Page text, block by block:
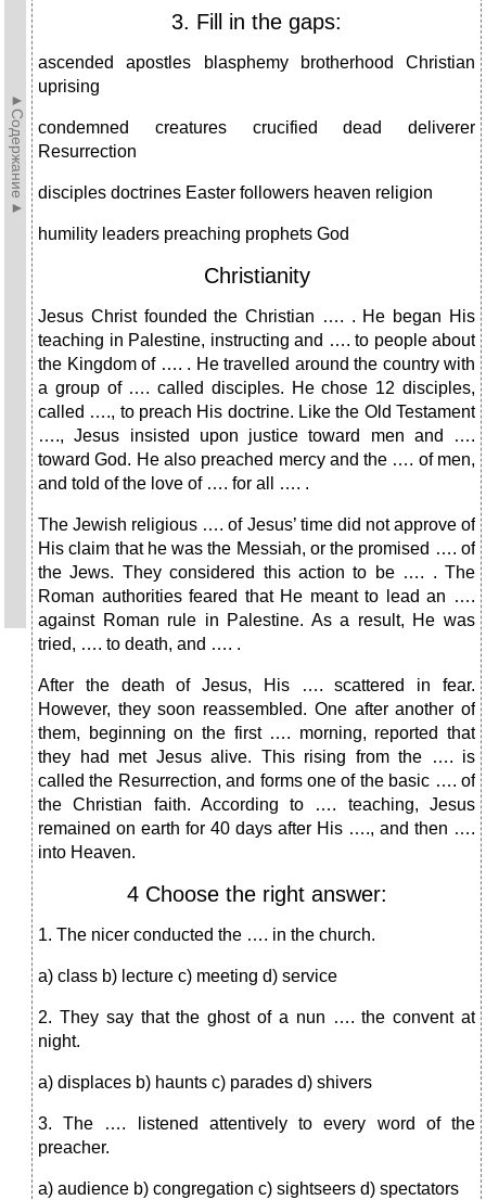
►Содержание►
3. Fill in the gaps:
ascended apostles blasphemy brotherhood Christian
uprising
condemned creatures crucified dead deliverer
Resurrection
disciples doctrines Easter followers heaven religion
humility leaders preaching prophets God
Christianity
Jesus Christ founded the Christian …. . He began His
teaching in Palestine, instructing and …. to people about
the Kingdom of …. . He travelled around the country with
a group of …. called disciples. He chose 12 disciples,
called …., to preach His doctrine. Like the Old Testament
…., Jesus insisted upon justice toward men and ….
toward God. He also preached mercy and the …. of men,
and told of the love of …. for all …. .
The Jewish religious …. of Jesus’ time did not approve of
His claim that he was the Messiah, or the promised …. of
the Jews. They considered this action to be …. . The
Roman authorities feared that He meant to lead an ….
against Roman rule in Palestine. As a result, He was
tried, …. to death, and …. .
After the death of Jesus, His …. scattered in fear.
However, they soon reassembled. One after another of
them, beginning on the first …. morning, reported that
they had met Jesus alive. This rising from the …. is
called the Resurrection, and forms one of the basic …. of
the Christian faith. According to …. teaching, Jesus
remained on earth for 40 days after His …., and then ….
into Heaven.
4 Choose the right answer:
1. The nicer conducted the …. in the church.
a) class b) lecture c) meeting d) service
2. They say that the ghost of a nun …. the convent at
night.
a) displaces b) haunts c) parades d) shivers
3. The …. listened attentively to every word of the
preacher.
a) audience b) congregation c) sightseers d) spectators